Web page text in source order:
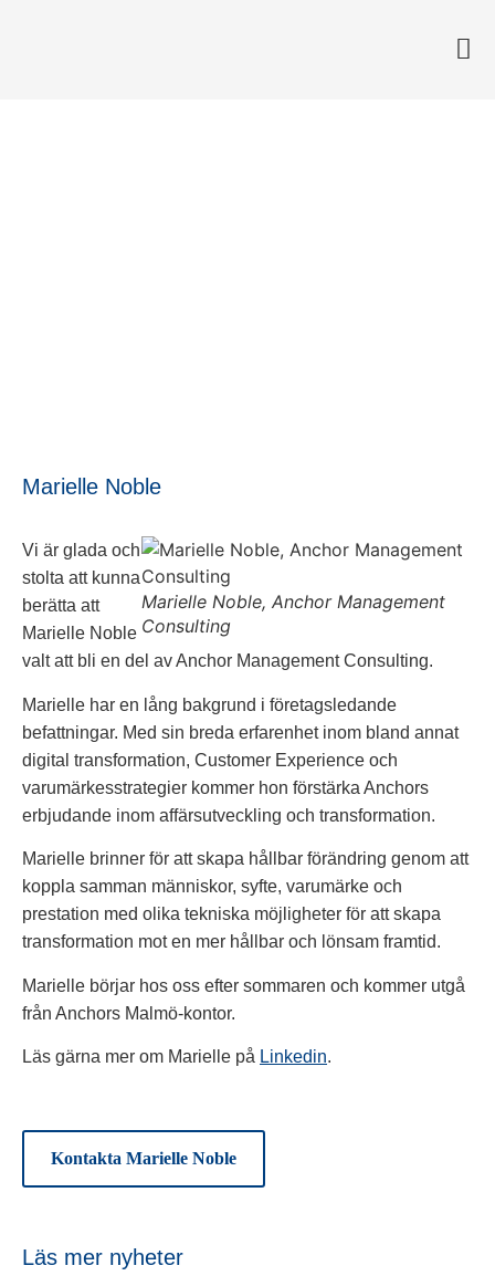
Marielle Noble
Marielle Noble, Anchor Management
Consulting
Vi är glada och
stolta att kunna
berätta att
Marielle Noble
valt att bli en del av Anchor Management Consulting.
Marielle har en lång bakgrund i företagsledande
befattningar. Med sin breda erfarenhet inom bland annat
digital transformation, Customer Experience och
varumärkesstrategier kommer hon förstärka Anchors
erbjudande inom affärsutveckling och transformation.
Marielle brinner för att skapa hållbar förändring genom att
koppla samman människor, syfte, varumärke och
prestation med olika tekniska möjligheter för att skapa
transformation mot en mer hållbar och lönsam framtid.
Marielle börjar hos oss efter sommaren och kommer utgå
från Anchors Malmö-kontor.
Läs gärna mer om Marielle på Linkedin.
Kontakta Marielle Noble
Läs mer nyheter